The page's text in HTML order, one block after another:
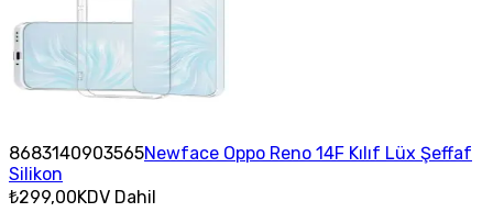
8683140903565Newface Oppo Reno 14F Kılıf Lüx Şeffaf
Silikon
₺299,00KDV Dahil